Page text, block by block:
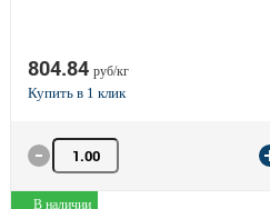
804.84 руб/кг
Количество товара
В наличии